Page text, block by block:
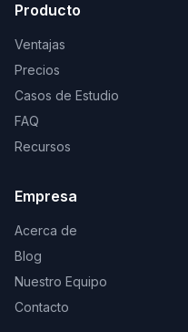
Producto
Ventajas
Precios
Casos de Estudio
FAQ
Recursos
Empresa
Acerca de
Blog
Nuestro Equipo
Contacto